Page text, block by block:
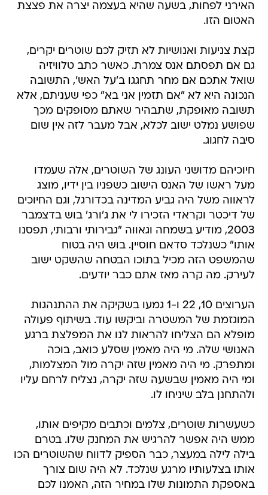
האירני לפחות, בשעה שהיא בעצמה יצרה את פצצת
האטום הזו.
קצת צניעות ואנושיות לא תזיק לכם שוטרים יקרים,
גם אם תפסתם אנס צמרת. כאשר כתב טלוויזיה
שואל אתכם אם מחר תחגגו ב'על האש', התשובה
הנכונה היא לא "אם תזמין אני בא" כפי שעניתם, אלא
תשובה מאופקת, שתבהיר שאתם מסופקים מכך
שפושע נמלט ישוב לכלא, אבל מעבר לזה אין שום
סיבה לחגוג.
חיוכיהם מדושני העונג של השוטרים, אלה שעמדו
מעל ראשו של האנס הישוב כשפניו בין ידיו, מוצג
לראווה משל היה גביע המדינה בכדורגל, וגם החיוכים
של דיכטר וקראדי הזכירו לי את ג'ורג' בוש בדצמבר
2003, מודיע בשמחה וגאווה "גבירותי ורבותי, תפסנו
אותו" כשנלכד סדאם חוסיין. בוש היה בטוח
שהמשפט הזה מכיל בתוכו הבטחה שהשקט ישוב
לעירק. מה קרה מאז אתם כבר יודעים.
הערוצים 10, 22 ו-1 גמעו בשקיקה את ההתנהגות
המוגזמת של המשטרה וביקשו עוד. בשיתוף פעולה
מופלא הם הצליחו להראות לנו את המפלצת ברגע
האנושי שלה. מי היה מאמין שסלע כואב, בוכה
ומתפרק. מי היה מאמין שזה יקרה מול המצלמות,
ומי היה מאמין שבשעה שזה יקרה, נצליח לרחם עליו
ולהתחנן בלב שיניחו לו.
כשעשרות שוטרים, צלמים וכתבים מקיפים אותו,
ממש היה אפשר להרגיש את המחנק שלו. בטרם
בילה לילה במעצר, כבר הספיק לדווח שהשוטרים הכו
אותו בצלעותיו מרגע שנלכד. לא היה שום צורך
באספקת התמונות שלו במחיר הזה, האמנו לכם